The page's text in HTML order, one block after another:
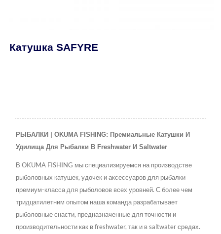
Катушка SAFYRE
РЫБАЛКИ | OKUMA FISHING: Премиальные Катушки И
Удилища Для Рыбалки В Freshwater И Saltwater
В OKUMA FISHING мы специализируемся на производстве
рыболовных катушек, удочек и аксессуаров для рыбалки
премиум-класса для рыболовов всех уровней. С более чем
тридцатилетним опытом наша команда разрабатывает
рыболовные снасти, предназначенные для точности и
производительности как в freshwater, так и в saltwater средах.